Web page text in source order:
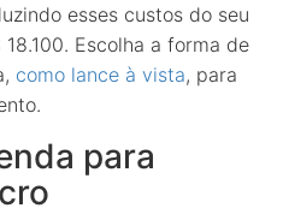
esses custos do seu
Escolha a forma de
como lance à vista, para
para